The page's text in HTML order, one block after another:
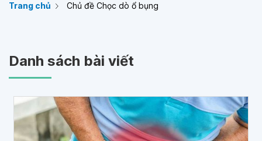
Trang chủ Chủ đề Chọc dò ổ bụng
Danh sách bài viết